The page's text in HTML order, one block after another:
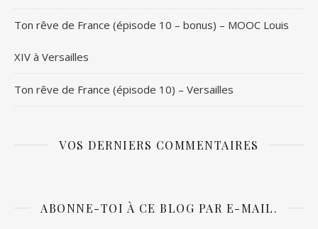
Ton rêve de France (épisode 10 – bonus) – MOOC Louis
XIV à Versailles
Ton rêve de France (épisode 10) – Versailles
VOS DERNIERS COMMENTAIRES
ABONNE-TOI À CE BLOG PAR E-MAIL.